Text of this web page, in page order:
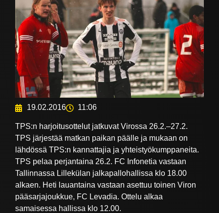
19.02.2016 11:06
TPS:n harjoitusottelut jatkuvat Virossa 26.2.–27.2.
TPS järjestää matkan paikan päälle ja mukaan on
lähdössä TPS:n kannattajia ja yhteistyökumppaneita.
TPS pelaa perjantaina 26.2. FC Infonetia vastaan
Tallinnassa Lillekülan jalkapallohallissa klo 18.00
alkaen. Heti lauantaina vastaan asettuu toinen Viron
pääsarjajoukkue, FC Levadia. Ottelu alkaa
samaisessa hallissa klo 12.00.